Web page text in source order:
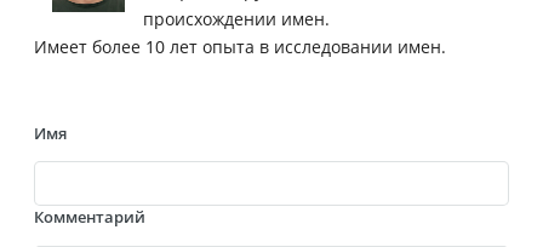
происхождении имен.
Имеет более 10 лет опыта в исследовании имен.
Имя
Комментарий